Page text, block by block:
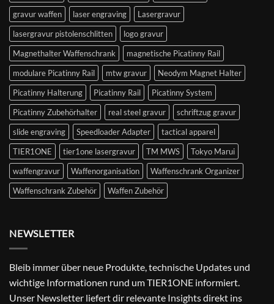
gravur waffen
laser engraving
Lasergravur
lasergravur pistolenschlitten
logo gravur
Magnethalter Waffenschrank
magnetische Picatinny Rail
modulare Picatinny Rail
mtw gravur
Neodym Magnet Halter
Picatinny Halterung
Picatinny Rail
Picatinny System
Picatinny Zubehörhalter
real steel gravur
schriftzug gravur
slide engraving
Speedloader Adapter
tactical apparel
TIER1ONE
tier1one lasergravur TM MWS
Tokyo Marui
waffengravur
Waffenorganisation
Waffenschrank Organizer
Waffenschrank Zubehör
Waffen Zubehör
NEWSLETTER
Bleib immer über neue Produkte, technische Updates und
wichtige Informationen rund um TIER1ONE informiert.
Unser Newsletter liefert dir relevante Insights direkt ins